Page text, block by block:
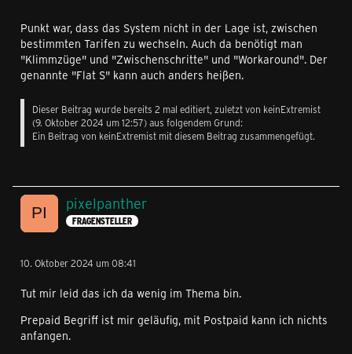
Punkt war, dass das System nicht in der Lage ist, zwischen
bestimmten Tarifen zu wechseln. Auch da benötigt man
"Klimmzüge" und "Zwischenschritte" und "Workaround". Der
genannte "Flat S" kann auch anders heißen.
Dieser Beitrag wurde bereits 2 mal editiert, zuletzt von keinExtremist
(9. Oktober 2024 um 12:57) aus folgendem Grund:
Ein Beitrag von keinExtremist mit diesem Beitrag zusammengefügt.
pixelpanther
FRAGENSTELLER
10. Oktober 2024 um 08:41
Tut mir leid das ich da wenig im Thema bin.
Prepaid Begriff ist mir geläufig, mit Postpaid kann ich nichts
anfangen.